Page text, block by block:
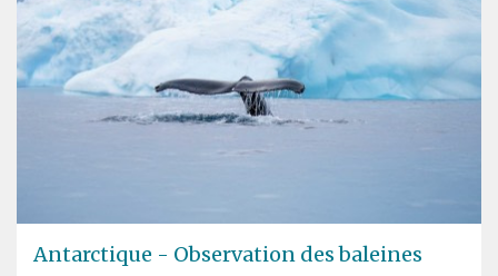
Antarctique - Observation des baleines